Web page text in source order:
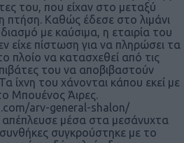
του, που είχαν στο μεταξύ
πτήση. Καθώς έδεσε στο λιμάνι
με καύσιμα, η εταιρία του
είχε πίστωση για να πληρώσει τα
πλοίο να κατασχεθεί από τις
του να αποβιβαστούν
ίχνη του χάνονται κάπου εκεί με
Μπουένος Άιρες.
arv-general-shalon/
μέσα στα μεσάνυχτα
συγκρούστηκε με το